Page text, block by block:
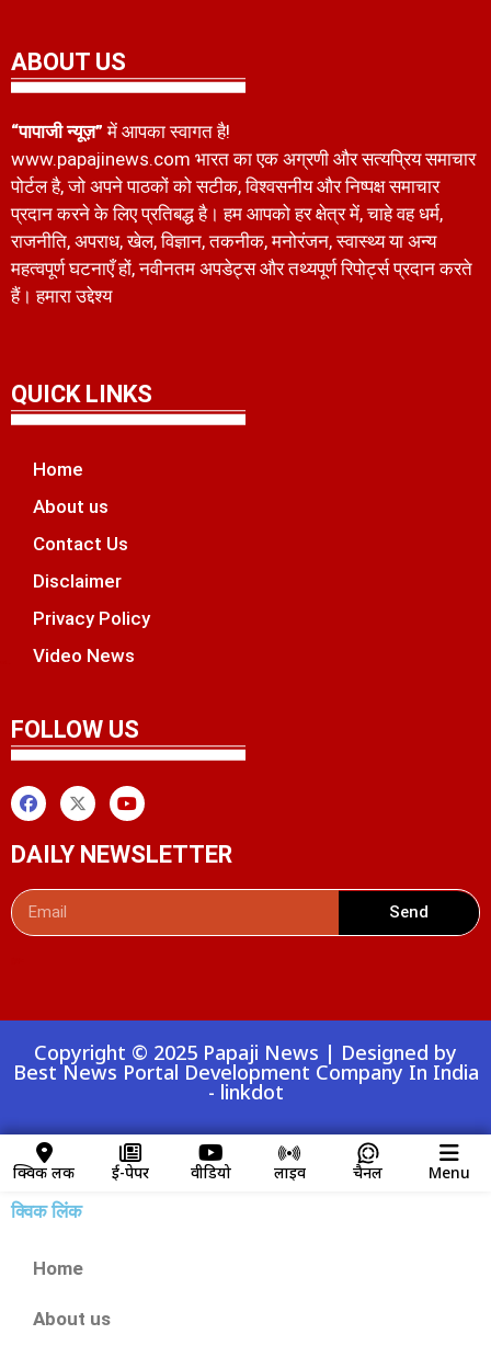
ABOUT US
“पापाजी न्यूज़” में आपका स्वागत है!
www.papajinews.com भारत का एक अग्रणी और सत्यप्रिय समाचार
पोर्टल है, जो अपने पाठकों को सटीक, विश्वसनीय और निष्पक्ष समाचार
प्रदान करने के लिए प्रतिबद्ध है। हम आपको हर क्षेत्र में, चाहे वह धर्म,
राजनीति, अपराध, खेल, विज्ञान, तकनीक, मनोरंजन, स्वास्थ्य या अन्य
महत्वपूर्ण घटनाएँ हों, नवीनतम अपडेट्स और तथ्यपूर्ण रिपोर्ट्स प्रदान करते
हैं। हमारा उद्देश्य
QUICK LINKS
Home
About us
Contact Us
Disclaimer
Privacy Policy
Video News
FOLLOW US
DAILY NEWSLETTER
Send
Copyright © 2025 Papaji News | Designed by
Best News Portal Development Company In India
- linkdot
क्विक लिंक ई-पेपर वीडियो लाइव चैनल Menu
क्विक लिंक
Home
About us